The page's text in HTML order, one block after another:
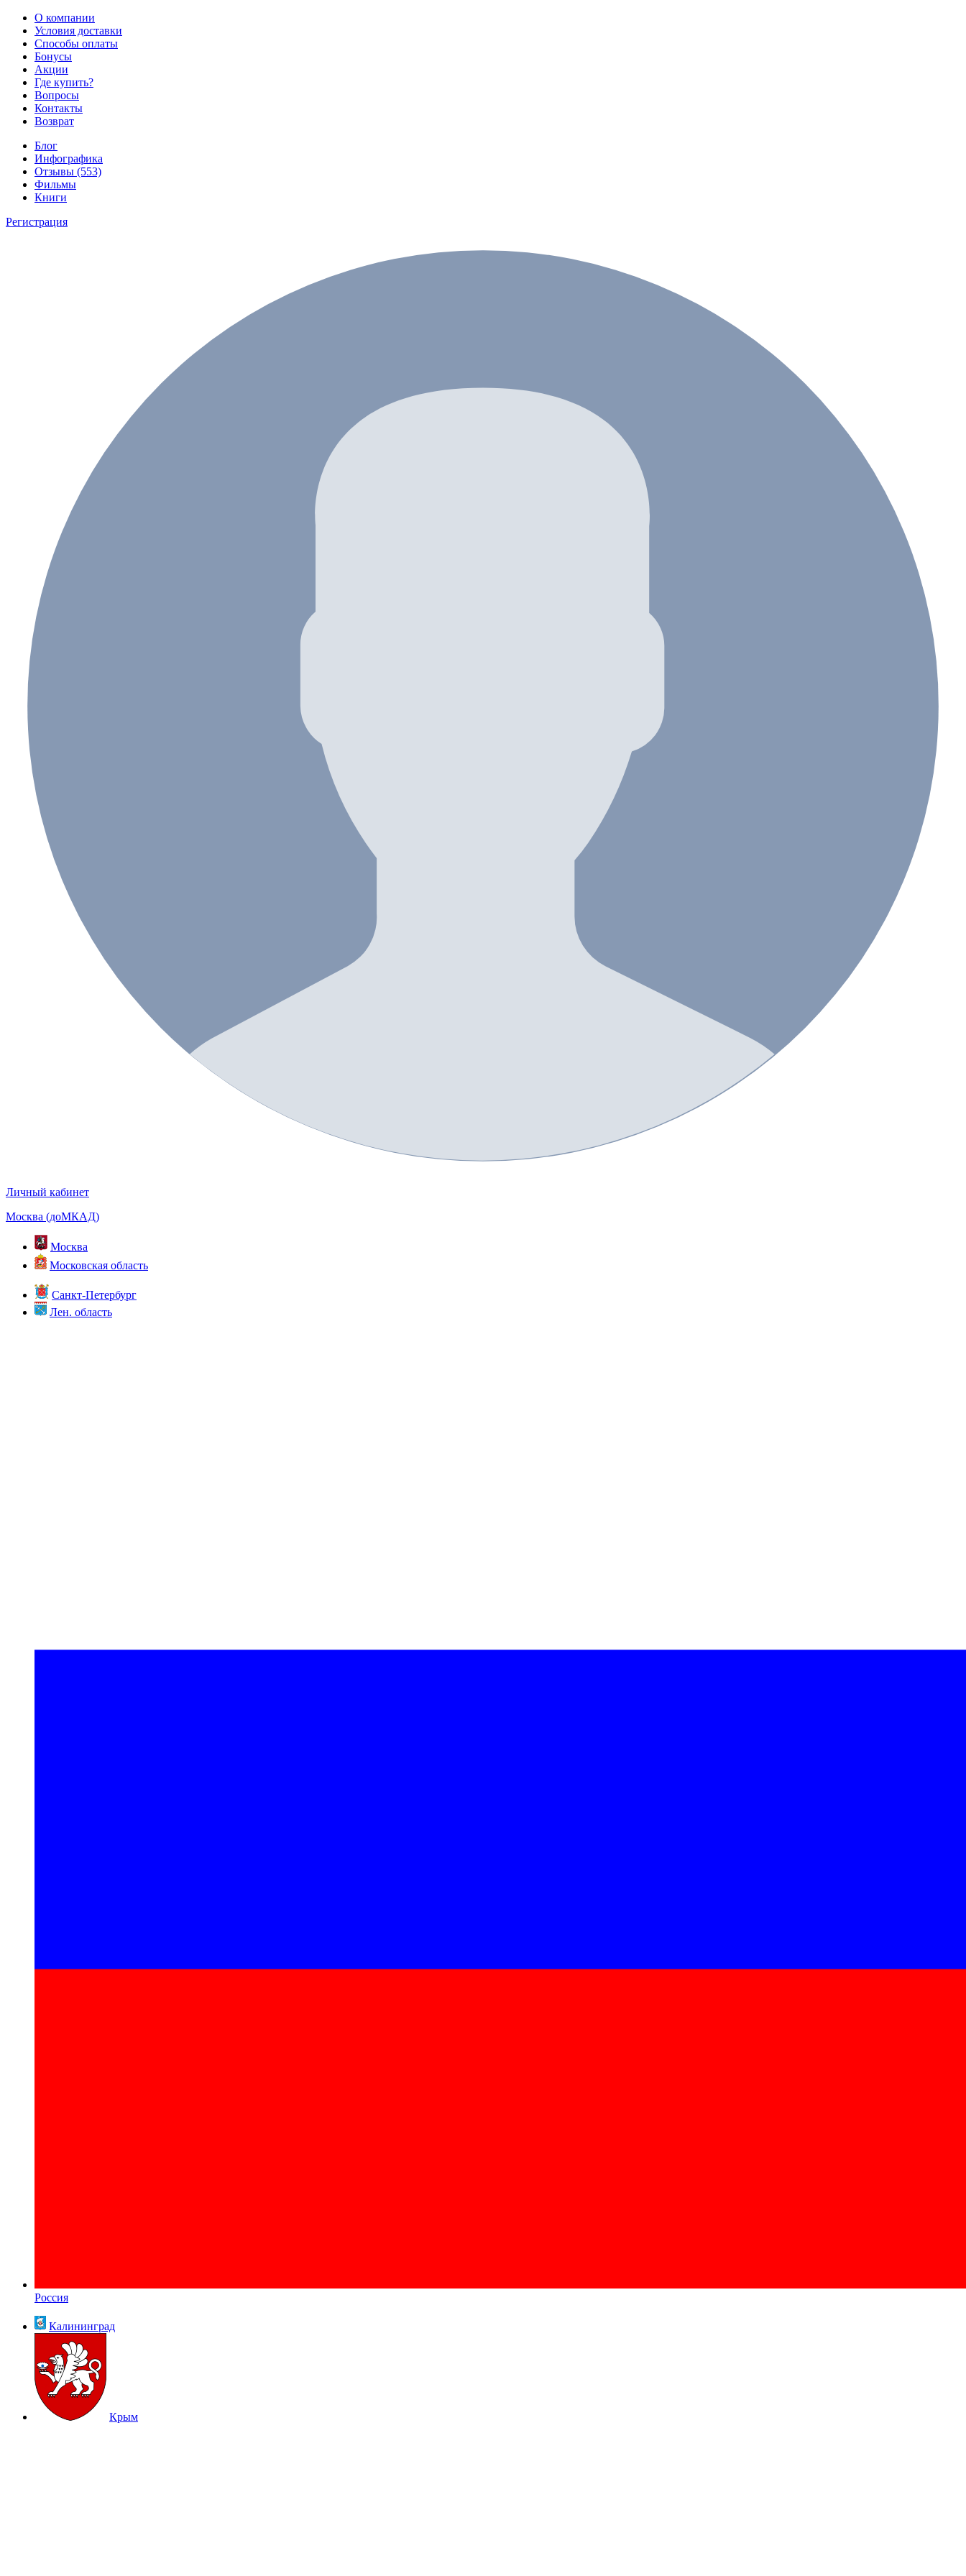
О компании
Условия доставки
Способы оплаты
Бонусы
Акции
Где купить?
Вопросы
Контакты
Возврат
Блог
Инфографика
Отзывы (553)
Фильмы
Книги
Регистрация
Личный кабинет
Москва (доМКАД)
Москва
Московская область
Санкт-Петербург
Лен. область
Россия
Калининград
Крым